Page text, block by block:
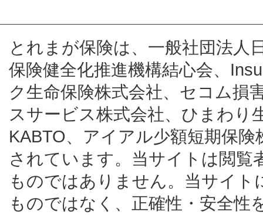
とれまが保険は、一般社団法人
保険健全化推進機構結心会、
ク生命保険株式会社、セコム損
スサービス株式会社、ひまわり
KABTO、アイアル少額短期保
されています。当サイトは閲覧
ものではありません。当サイ
ものではなく、正確性・安全性